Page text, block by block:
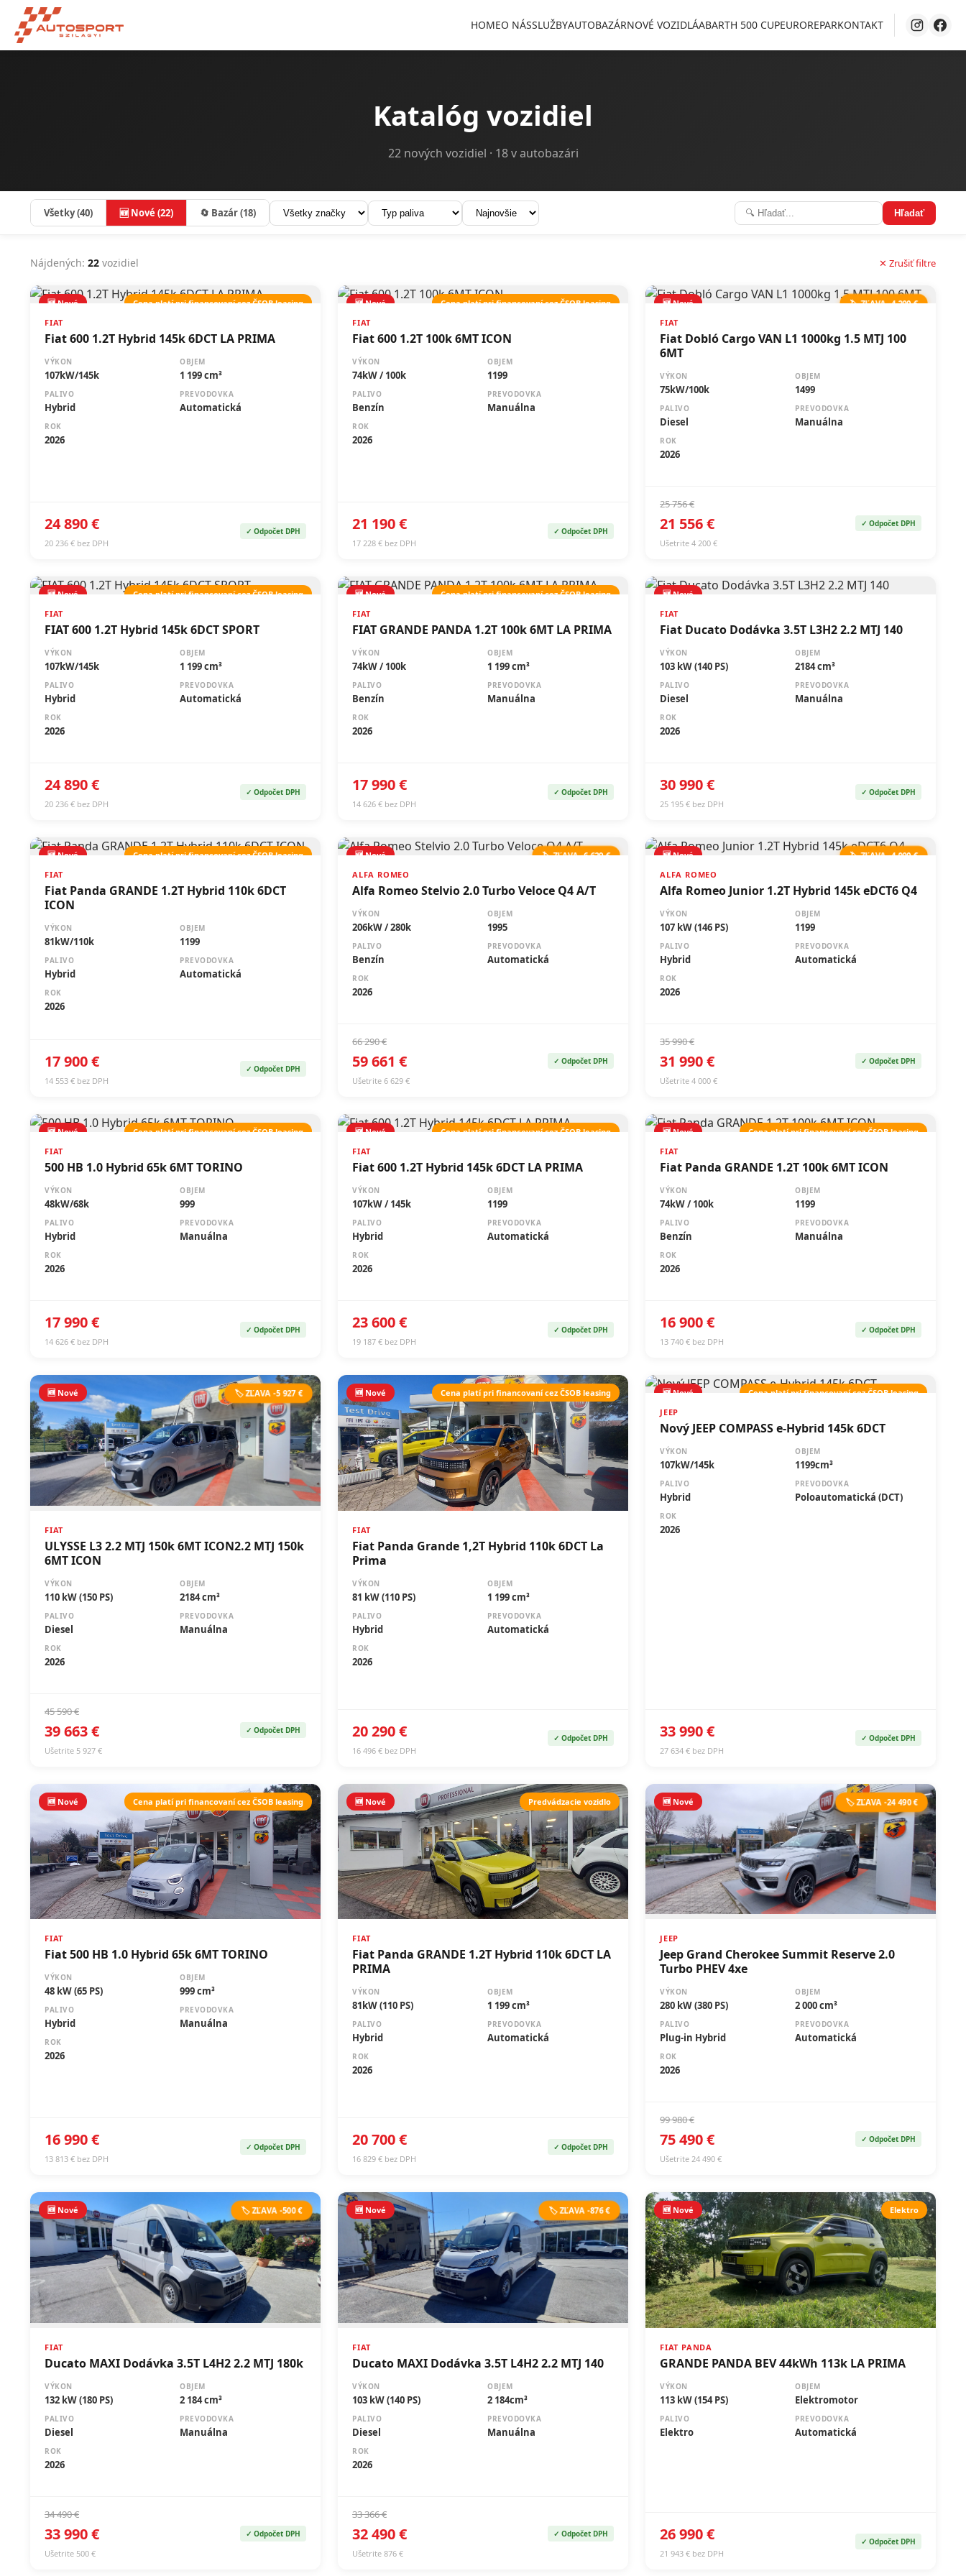
HOMEO NÁSSLUŽBYAUTOBAZÁRNOVÉ VOZIDLÁABARTH 500 CUPEUROREPARKONTAKT
Katalóg vozidiel
22 nových vozidiel · 18 v autobazári
Všetky (40) 🆕 Nové (22) 🔄 Bazár (18) Hľadať
Nájdených: 22 vozidiel ✕ Zrušiť filtre
🆕 Nové
Cena platí pri financovaní cez ČSOB leasing
FIAT
Fiat 600 1.2T Hybrid 145k 6DCT LA PRIMA
VÝKON
107kW/145k
OBJEM
1 199 cm³
PALIVO
Hybrid
PREVODOVKA
Automatická
ROK
2026
24 890 €
20 236 € bez DPH
✓ Odpočet DPH
🆕 Nové
Cena platí pri financovaní cez ČSOB leasing
FIAT
Fiat 600 1.2T 100k 6MT ICON
VÝKON
74kW / 100k
OBJEM
1199
PALIVO
Benzín
PREVODOVKA
Manuálna
ROK
2026
21 190 €
17 228 € bez DPH
✓ Odpočet DPH
🆕 Nové 🏷️ ZĽAVA -4 200 €
FIAT
Fiat Dobló Cargo VAN L1 1000kg 1.5 MTJ 100
6MT
VÝKON
75kW/100k
OBJEM
1499
PALIVO
Diesel
PREVODOVKA
Manuálna
ROK
2026
25 756 €
21 556 €
Ušetrite 4 200 €
✓ Odpočet DPH
🆕 Nové
Cena platí pri financovaní cez ČSOB leasing
FIAT
FIAT 600 1.2T Hybrid 145k 6DCT SPORT
VÝKON
107kW/145k
OBJEM
1 199 cm³
PALIVO
Hybrid
PREVODOVKA
Automatická
ROK
2026
24 890 €
20 236 € bez DPH
✓ Odpočet DPH
🆕 Nové
Cena platí pri financovaní cez ČSOB leasing
FIAT
FIAT GRANDE PANDA 1.2T 100k 6MT LA PRIMA
VÝKON
74kW / 100k
OBJEM
1 199 cm³
PALIVO
Benzín
PREVODOVKA
Manuálna
ROK
2026
17 990 €
14 626 € bez DPH
✓ Odpočet DPH
🆕 Nové
FIAT
Fiat Ducato Dodávka 3.5T L3H2 2.2 MTJ 140
VÝKON
103 kW (140 PS)
OBJEM
2184 cm³
PALIVO
Diesel
PREVODOVKA
Manuálna
ROK
2026
30 990 €
25 195 € bez DPH
✓ Odpočet DPH
🆕 Nové
Cena platí pri financovaní cez ČSOB leasing
FIAT
Fiat Panda GRANDE 1.2T Hybrid 110k 6DCT
ICON
VÝKON
81kW/110k
OBJEM
1199
PALIVO
Hybrid
PREVODOVKA
Automatická
ROK
2026
17 900 €
14 553 € bez DPH
✓ Odpočet DPH
🆕 Nové 🏷️ ZĽAVA -6 629 €
ALFA ROMEO
Alfa Romeo Stelvio 2.0 Turbo Veloce Q4 A/T
VÝKON
206kW / 280k
OBJEM
1995
PALIVO
Benzín
PREVODOVKA
Automatická
ROK
2026
66 290 €
59 661 €
Ušetrite 6 629 €
✓ Odpočet DPH
🆕 Nové 🏷️ ZĽAVA -4 000 €
ALFA ROMEO
Alfa Romeo Junior 1.2T Hybrid 145k eDCT6 Q4
VÝKON
107 kW (146 PS)
OBJEM
1199
PALIVO
Hybrid
PREVODOVKA
Automatická
ROK
2026
35 990 €
31 990 €
Ušetrite 4 000 €
✓ Odpočet DPH
🆕 Nové
Cena platí pri financovaní cez ČSOB leasing
FIAT
500 HB 1.0 Hybrid 65k 6MT TORINO
VÝKON
48kW/68k
OBJEM
999
PALIVO
Hybrid
PREVODOVKA
Manuálna
ROK
2026
17 990 €
14 626 € bez DPH
✓ Odpočet DPH
🆕 Nové
Cena platí pri financovaní cez ČSOB leasing
FIAT
Fiat 600 1.2T Hybrid 145k 6DCT LA PRIMA
VÝKON
107kW / 145k
OBJEM
1199
PALIVO
Hybrid
PREVODOVKA
Automatická
ROK
2026
23 600 €
19 187 € bez DPH
✓ Odpočet DPH
🆕 Nové
Cena platí pri financovaní cez ČSOB leasing
FIAT
Fiat Panda GRANDE 1.2T 100k 6MT ICON
VÝKON
74kW / 100k
OBJEM
1199
PALIVO
Benzín
PREVODOVKA
Manuálna
ROK
2026
16 900 €
13 740 € bez DPH
✓ Odpočet DPH
🆕 Nové 🏷️ ZĽAVA -5 927 €
FIAT
ULYSSE L3 2.2 MTJ 150k 6MT ICON2.2 MTJ 150k
6MT ICON
VÝKON
110 kW (150 PS)
OBJEM
2184 cm³
PALIVO
Diesel
PREVODOVKA
Manuálna
ROK
2026
45 590 €
39 663 €
Ušetrite 5 927 €
✓ Odpočet DPH
🆕 Nové Cena platí pri financovaní cez ČSOB leasing
FIAT
Fiat Panda Grande 1,2T Hybrid 110k 6DCT La
Prima
VÝKON
81 kW (110 PS)
OBJEM
1 199 cm³
PALIVO
Hybrid
PREVODOVKA
Automatická
ROK
2026
20 290 €
16 496 € bez DPH
✓ Odpočet DPH
🆕 Nové
Cena platí pri financovaní cez ČSOB leasing
JEEP
Nový JEEP COMPASS e-Hybrid 145k 6DCT
VÝKON
107kW/145k
OBJEM
1199cm³
PALIVO
Hybrid
PREVODOVKA
Poloautomatická (DCT)
ROK
2026
33 990 €
27 634 € bez DPH
✓ Odpočet DPH
🆕 Nové Cena platí pri financovaní cez ČSOB leasing
FIAT
Fiat 500 HB 1.0 Hybrid 65k 6MT TORINO
VÝKON
48 kW (65 PS)
OBJEM
999 cm³
PALIVO
Hybrid
PREVODOVKA
Manuálna
ROK
2026
16 990 €
13 813 € bez DPH
✓ Odpočet DPH
🆕 Nové Predvádzacie vozidlo
FIAT
Fiat Panda GRANDE 1.2T Hybrid 110k 6DCT LA
PRIMA
VÝKON
81kW (110 PS)
OBJEM
1 199 cm³
PALIVO
Hybrid
PREVODOVKA
Automatická
ROK
2026
20 700 €
16 829 € bez DPH
✓ Odpočet DPH
🆕 Nové 🏷️ ZĽAVA -24 490 €
JEEP
Jeep Grand Cherokee Summit Reserve 2.0
Turbo PHEV 4xe
VÝKON
280 kW (380 PS)
OBJEM
2 000 cm³
PALIVO
Plug-in Hybrid
PREVODOVKA
Automatická
ROK
2026
99 980 €
75 490 €
Ušetrite 24 490 €
✓ Odpočet DPH
🆕 Nové 🏷️ ZĽAVA -500 €
FIAT
Ducato MAXI Dodávka 3.5T L4H2 2.2 MTJ 180k
VÝKON
132 kW (180 PS)
OBJEM
2 184 cm³
PALIVO
Diesel
PREVODOVKA
Manuálna
ROK
2026
34 490 €
33 990 €
Ušetrite 500 €
✓ Odpočet DPH
🆕 Nové 🏷️ ZĽAVA -876 €
FIAT
Ducato MAXI Dodávka 3.5T L4H2 2.2 MTJ 140
VÝKON
103 kW (140 PS)
OBJEM
2 184cm³
PALIVO
Diesel
PREVODOVKA
Manuálna
ROK
2026
33 366 €
32 490 €
Ušetrite 876 €
✓ Odpočet DPH
🆕 Nové Elektro
FIAT PANDA
GRANDE PANDA BEV 44kWh 113k LA PRIMA
VÝKON
113 kW (154 PS)
OBJEM
Elektromotor
PALIVO
Elektro
PREVODOVKA
Automatická
26 990 €
21 943 € bez DPH
✓ Odpočet DPH